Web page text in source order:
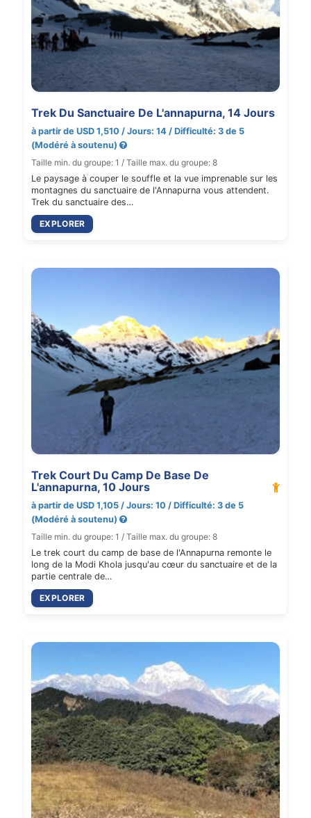
Trek Du Sanctuaire De L'annapurna, 14 Jours
à partir de USD 1,510 / Jours: 14 / Difficulté: 3 de 5
(Modéré à soutenu)
Taille min. du groupe: 1 / Taille max. du groupe: 8
Le paysage à couper le souffle et la vue imprenable sur les
montagnes du sanctuaire de l'Annapurna vous attendent.
Trek du sanctuaire des…
EXPLORER
Trek Court Du Camp De Base De
L'annapurna, 10 Jours
à partir de USD 1,105 / Jours: 10 / Difficulté: 3 de 5
(Modéré à soutenu)
Taille min. du groupe: 1 / Taille max. du groupe: 8
Le trek court du camp de base de l'Annapurna remonte le
long de la Modi Khola jusqu'au cœur du sanctuaire et de la
partie centrale de…
EXPLORER